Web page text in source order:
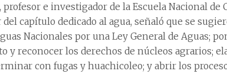
e investigador de la Escuela Nacional de
capítulo dedicado al agua, señaló que se
Nacionales por una Ley General de Aguas;
y reconocer los derechos de núcleos agrarios;
con fugas y huachicoleo; y abrir los